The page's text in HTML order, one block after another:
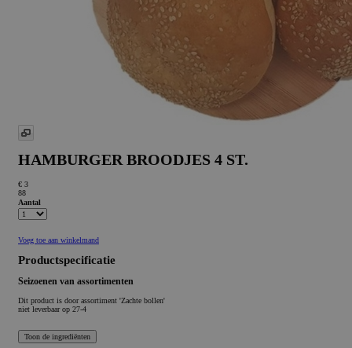
HAMBURGER BROODJES 4 ST.
€ 3
88
Aantal
Voeg toe aan winkelmand
Productspecificatie
Seizoenen van assortimenten
Dit product is door assortiment 'Zachte bollen'
niet leverbaar op 27-4